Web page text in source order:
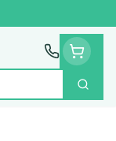
Zoek